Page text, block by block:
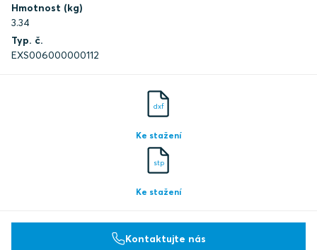
Hmotnost (kg)
3.34
Typ. č.
EXS006000000112
dxf
Ke stažení
stp
Ke stažení
Kontaktujte nás